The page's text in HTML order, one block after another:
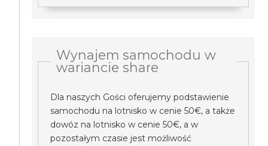
Wynajem samochodu w
wariancie share
Dla naszych Gości oferujemy podstawienie
samochodu na lotnisko w cenie 50€, a także
dowóz na lotnisko w cenie 50€, a w
pozostałym czasie jest możliwość